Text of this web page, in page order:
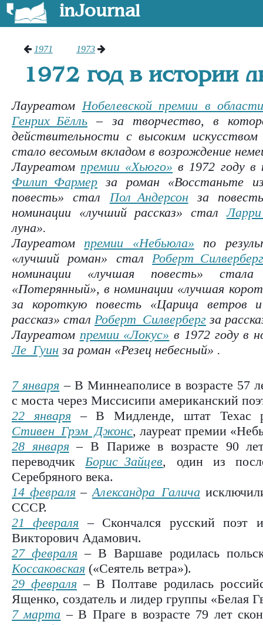
inJournal
1971 1973
1972 год в истории
ЛауреатомНобелевской премии в
Генрих Бёлль – за творчество, в
действительности с высоким
стало весомым вкладом в возрождение
Лауреатомпремии «Хьюго» в 1972 году в
Филип Фармер за роман «Восстаньте
повесть» стал Пол Андерсон за
номинации «лучший рассказ» стал
луна».
Лауреатомпремии «Небьюла» по
«лучший роман» сталРоберт
номинации «лучшая повесть»
«Потерянный», в номинации «лучшая
за короткую повесть «Царица ветров
рассказ» стал Роберт Силверберг за
Лауреатом премии «Локус» в 1972 году в
Ле Гуин за роман «Резец небесный» .
7 января – В Миннеаполисе в возрасте 57
с моста через Миссисипи американский
22 января– В Мидленде, штат Техас
Стивен Грэм Джонс, лауреат премии
28 января– В Париже в возрасте 90 лет
переводчикБорис Зайцев, один из
Серебряного века.
14 февраля–Александра Галича
СССР.
21 февраля – Скончался русский поэт
Викторович Адамович.
27 февраля – В Варшаве родилась
Коссаковская («Сеятель ветра»).
29 февраля – В Полтаве родилась
Ященко, создатель и лидер группы «Белая
7 марта – В Праге в возрасте 79 лет